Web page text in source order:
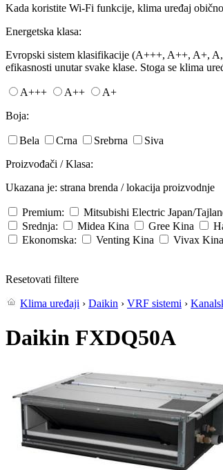
Kada koristite Wi-Fi funkcije, klima uređaj
Energetska klasa:
Evropski sistem klasifikacije (A+++, A++, A+,
efikasnosti unutar svake klase. Stoga se klima
A+++ A++
A+
Boja:
Bela Crna Srebrna
Siva
Proizvođači / Klasa:
Ukazana je: strana brenda / lokacija proizvodnje
Premium: Mitsubishi Electric Japan/
Srednja:
Midea Kina Gree Kina
Ekonomska:
Venting Kina Vivax Kina
Resetovati filtere
Klima uređaji › Daikin › VRF sistemi ›
Daikin FXDQ50A